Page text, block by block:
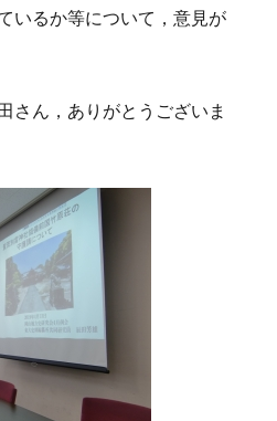
いるか等について，意見が
さん，ありがとうございま